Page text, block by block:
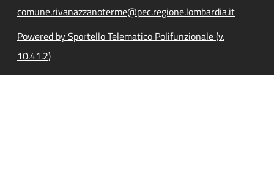
comune.rivanazzanoterme@pec.regione.lombardia.it
Powered by Sportello Telematico Polifunzionale (v.
10.41.2)